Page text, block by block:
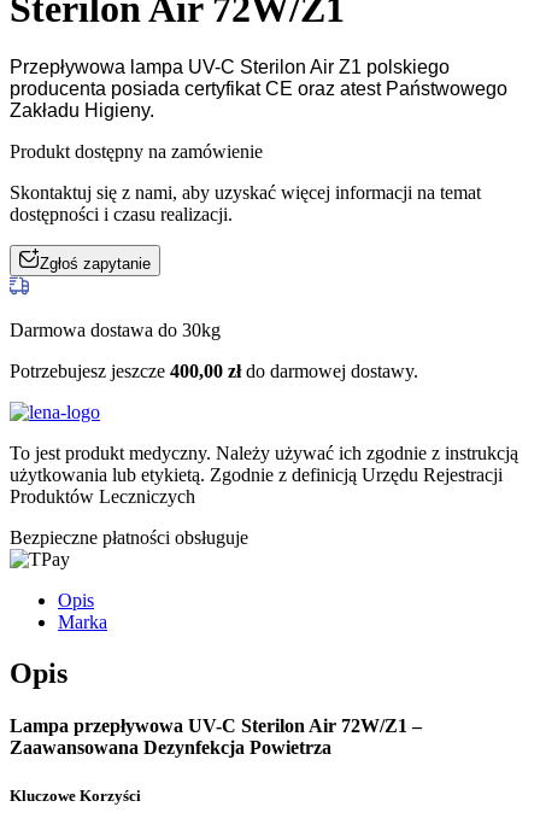
Przepływowa lampa UV-C Sterilon Air Z1 polskiego
producenta posiada certyfikat CE oraz atest Państwowego
Zakładu Higieny.
Produkt dostępny na zamówienie
Skontaktuj się z nami, aby uzyskać więcej informacji na temat
dostępności i czasu realizacji.
Zgłoś zapytanie
Darmowa dostawa do 30kg
Potrzebujesz jeszcze 400,00 złdo darmowej dostawy.
To jest produkt medyczny. Należy używać ich zgodnie z instrukcją
użytkowania lub etykietą. Zgodnie z definicją Urzędu Rejestracji
Produktów Leczniczych
Bezpieczne płatności obsługuje
Opis
Marka
Opis
Lampa przepływowa UV-C Sterilon Air 72W/Z1 –
Zaawansowana Dezynfekcja Powietrza
Kluczowe Korzyści